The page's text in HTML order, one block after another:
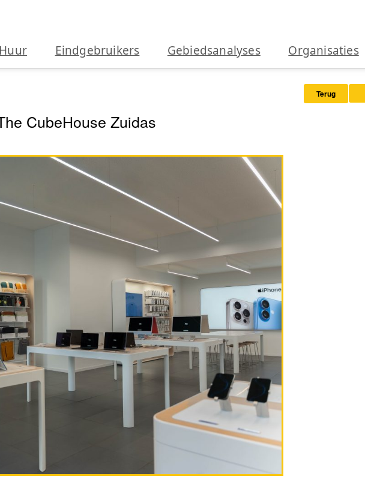
Huur Eindgebruikers Gebiedsanalyses Organisaties
Terug
CubeHouse Zuidas